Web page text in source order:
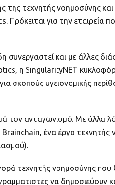
της τεχνητής νοημοσύνης
για την εταιρεία
και με άλλες
η SingularityNET
σκοπούς υγειονομικής
τον ανταγωνισμό. Με άλλα
ένα έργο τεχνητής
τεχνητής νοημοσύνης
να